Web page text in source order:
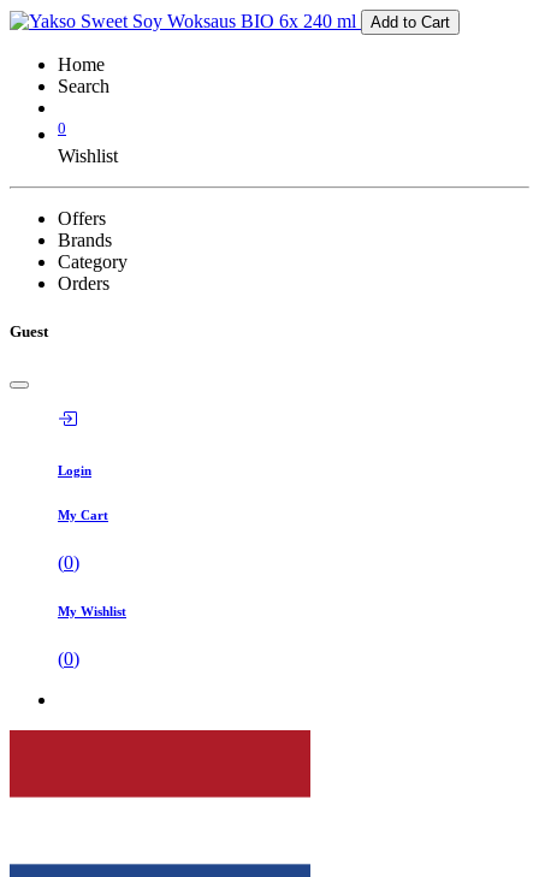
Add to Cart
Home
Search
0
Wishlist
Offers
Brands
Category
Orders
Guest
Login
My Cart
(0)
My Wishlist
(0)